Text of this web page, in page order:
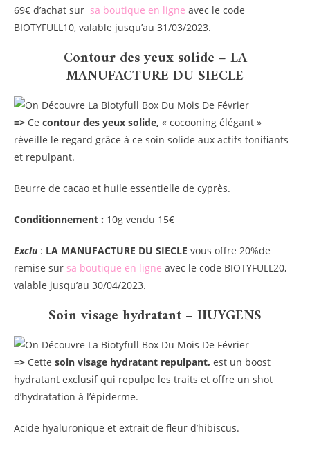
69€ d’achat sur sa boutique en ligne avec le code
BIOTYFULL10, valable jusqu’au 31/03/2023.
Contour des yeux solide – LA
MANUFACTURE DU SIECLE
=> Ce contour des yeux solide, « cocooning élégant »
réveille le regard grâce à ce soin solide aux actifs tonifiants
et repulpant.
Beurre de cacao et huile essentielle de cyprès.
Conditionnement : 10g vendu 15€
Exclu : LA MANUFACTURE DU SIECLE vous offre 20%de
remise sur sa boutique en ligne avec le code BIOTYFULL20,
valable jusqu’au 30/04/2023.
Soin visage hydratant – HUYGENS
=> Cette soin visage hydratant repulpant, est un boost
hydratant exclusif qui repulpe les traits et offre un shot
d’hydratation à l’épiderme.
Acide hyaluronique et extrait de fleur d’hibiscus.